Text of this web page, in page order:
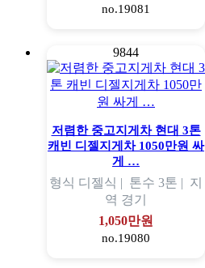
no.19081
9844
저렴한 중고지게차 현대 3톤
캐빈 디젤지게차 1050만원 싸
게 …
형식 디젤식 | 톤수 3톤 | 지
역 경기
1,050만원
no.19080